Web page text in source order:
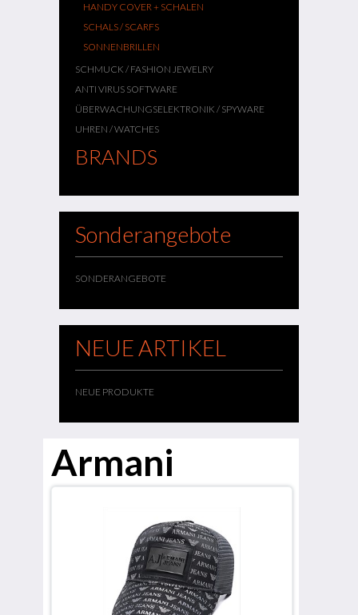
HANDY COVER + SCHALEN
SCHALS / SCARFS
SONNENBRILLEN
SCHMUCK / FASHION JEWELRY
ANTI VIRUS SOFTWARE
ÜBERWACHUNGSELEKTRONIK / SPYWARE
UHREN / WATCHES
BRANDS
Sonderangebote
SONDERANGEBOTE
NEUE ARTIKEL
NEUE PRODUKTE
Armani